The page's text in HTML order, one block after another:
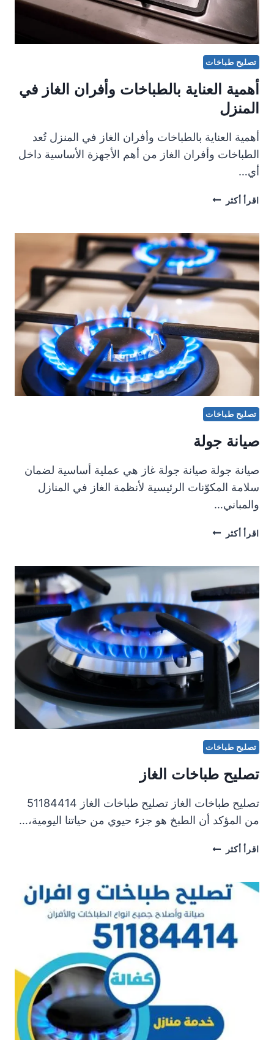
تصليح طباخات
أهمية العناية بالطباخات وأفران الغاز في
المنزل
أهمية العناية بالطباخات وأفران الغاز في المنزل تُعد
الطباخات وأفران الغاز من أهم الأجهزة الأساسية داخل
أي…
اقرأ أكثر
أهمية
وأفران
الغاز
في
المنزل
تصليح طباخات
صيانة جولة
صيانة جولة صيانة جولة غاز هي عملية أساسية لضمان
سلامة المكوّنات الرئيسية لأنظمة الغاز في المنازل
والمباني…
اقرأ أكثر
صيانة
تصليح طباخات
تصليح طباخات الغاز
تصليح طباخات الغاز تصليح طباخات الغاز 51184414
من المؤكد أن الطبخ هو جزء حيوي من حياتنا اليومية،…
اقرأ أكثر
تصليح